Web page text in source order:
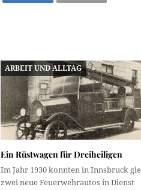
ARBEIT UND ALLTAG
Ein Rüstwagen für Dreiheiligen
Im Jahr 1930 konnten in Innsbruck
zwei neue Feuerwehrautos in Dienst